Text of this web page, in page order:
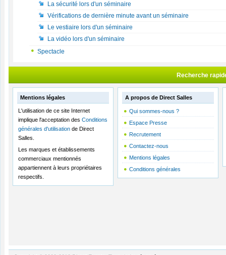
La sécurité lors d'un séminaire
Vérifications de dernière minute avant un séminaire
Le vestiaire lors d'un séminaire
La vidéo lors d'un séminaire
Spectacle
Recherche
Mentions légales
L'utilisation de ce site Internet
implique l'acceptation des Conditions
générales d'utilisation de Direct
Salles.
Les marques et établissements
commerciaux mentionnés
appartiennent à leurs propriétaires
respectifs.
A propos de Direct Salles
Qui sommes-nous ?
Espace Presse
Recrutement
Contactez-nous
Mentions légales
Conditions générales